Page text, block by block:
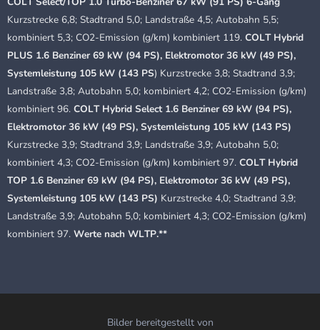
Kurzstrecke 6,8; Stadtrand 5,0; Landstraße 4,5; Autobahn 5,5;
kombiniert 5,3; CO2-Emission (g/km) kombiniert 119. COLT Hybrid
PLUS 1.6 Benziner 69 kW (94 PS), Elektromotor 36 kW (49 PS),
Systemleistung 105 kW (143 PS) Kurzstrecke 3,8; Stadtrand 3,9;
Landstraße 3,8; Autobahn 5,0; kombiniert 4,2; CO2-Emission (g/km)
kombiniert 96. COLT Hybrid Select 1.6 Benziner 69 kW (94 PS),
Elektromotor 36 kW (49 PS), Systemleistung 105 kW (143 PS)
Kurzstrecke 3,9; Stadtrand 3,9; Landstraße 3,9; Autobahn 5,0;
kombiniert 4,3; CO2-Emission (g/km) kombiniert 97. COLT Hybrid
TOP 1.6 Benziner 69 kW (94 PS), Elektromotor 36 kW (49 PS),
Systemleistung 105 kW (143 PS) Kurzstrecke 4,0; Stadtrand 3,9;
Landstraße 3,9; Autobahn 5,0; kombiniert 4,3; CO2-Emission (g/km)
kombiniert 97. Werte nach WLTP.**
Bilder bereitgestellt von